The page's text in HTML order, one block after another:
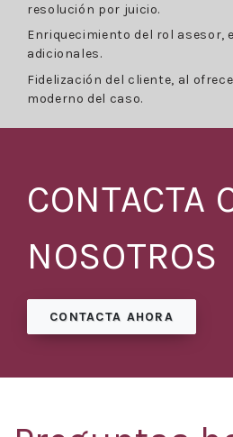
resolución por juicio.
Enriquecimiento del rol asesor,
adicionales.
Fidelización del cliente, al
moderno del caso.
CONTACTA
NOSOTROS
CONTACTA AHORA